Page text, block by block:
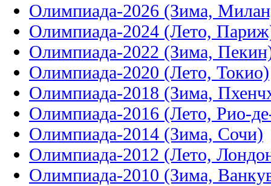
Олимпиада-2026 (Зима,
Олимпиада-2024 (Лето,
Олимпиада-2022 (Зима,
Олимпиада-2020 (Лето, Токио)
Олимпиада-2018 (Зима,
Олимпиада-2016 (Лето, Рио-
Олимпиада-2014 (Зима, Сочи)
Олимпиада-2012 (Лето,
Олимпиада-2010 (Зима,